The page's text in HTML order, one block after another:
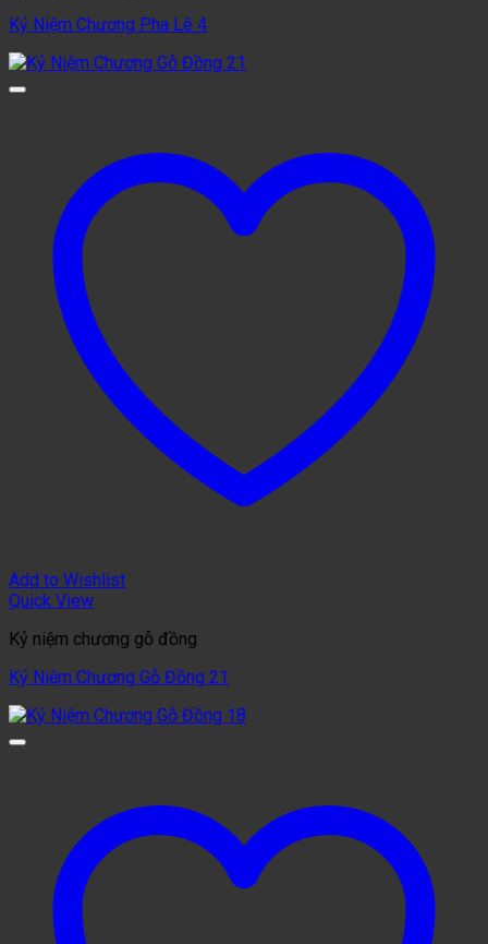
Kỷ Niệm Chương Pha Lê 4
Add to Wishlist
Quick View
Kỷ niệm chương gỗ đồng
Kỷ Niệm Chương Gỗ Đồng 21